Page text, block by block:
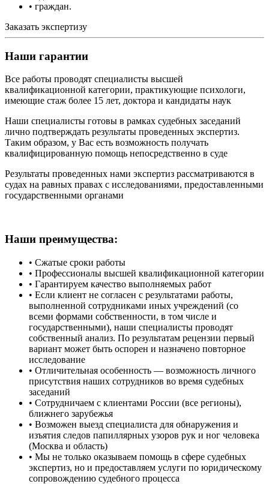
• граждан.
Заказать экспертизу
Наши гарантии
Все работы проводят специалисты высшей
квалификационной категории, практикующие психологи,
имеющие стаж более 15 лет, доктора и кандидаты наук
Наши специалисты готовы в рамках судебных заседаний
лично подтверждать результаты проведенных экспертиз.
Таким образом, у Вас есть возможность получать
квалифицированную помощь непосредственно в суде
Результаты проведенных нами экспертиз рассматриваются в
судах на равных правах с исследованиями, предоставленными
государственными органами
Наши преимущества:
• Сжатые сроки работы
• Профессионалы высшей квалификационной категории
• Гарантируем качество выполняемых работ
• Если клиент не согласен с результатами работы,
выполненной сотрудниками иных учреждений (со
всеми формами собственности, в том числе и
государственными), наши специалисты проводят
собственный анализ. По результатам рецензии первый
вариант может быть оспорен и назначено повторное
исследование
• Отличительная особенность — возможность личного
присутствия наших сотрудников во время судебных
заседаний
• Сотрудничаем с клиентами России (все регионы),
ближнего зарубежья
• Возможен выезд специалиста для обнаружения и
изъятия следов папиллярных узоров рук и ног человека
(Москва и область)
• Мы не только оказываем помощь в сфере судебных
экспертиз, но и предоставляем услуги по юридическому
сопровождению судебного процесса